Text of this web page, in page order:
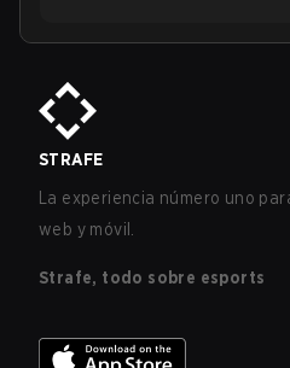
STRAFE
La experiencia número uno
web y móvil.
Strafe, todo sobre esports